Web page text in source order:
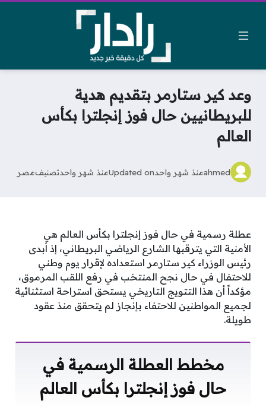
وعد كير ستارمر بتقديم هدية
للبريطانيين حال فوز إنجلترا بكأس
العالم
ahmedمنذ شهر واحدUpdated onمنذ شهر واحدتصنيفمصر
عطلة رسمية في حال فوز إنجلترا بكأس العالم هي
الأمنية التي يترقبها الشارع الرياضي البريطاني، إذ أبدى
رئيس الوزراء كير ستارمر استعداده لإقرار يوم وطني
للاحتفال في حال نجح المنتخب في رفع اللقب المرموق،
مؤكداً أن هذا التتويج التاريخي يستحق استراحة استثنائية
لجميع المواطنين للاحتفاء بإنجاز لم يتحقق منذ عقود
طويلة.
مخطط العطلة الرسمية في
حال فوز إنجلترا بكأس العالم